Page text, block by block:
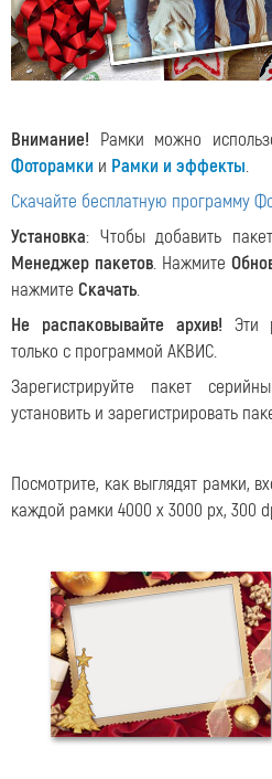
Внимание! Рамки можно
Фоторамки и Рамки и эффекты.
Скачайте бесплатную программу
Установка: Чтобы добавить
Менеджер пакетов. Нажмите
нажмите Скачать.
Не распаковывайте архив! Эти
только с программой АКВИС.
Зарегистрируйте пакет
установить и зарегистрировать
Посмотрите, как выглядят рамки,
каждой рамки 4000 x 3000 px, 300